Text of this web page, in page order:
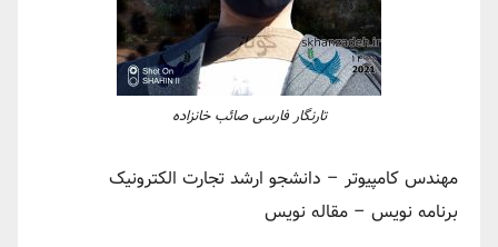
تارنگار فارسی صائب خانزاده
مهندس کامپیوتر – دانشجو ارشد تجارت الکترونیک
برنامه نویس – مقاله نویس